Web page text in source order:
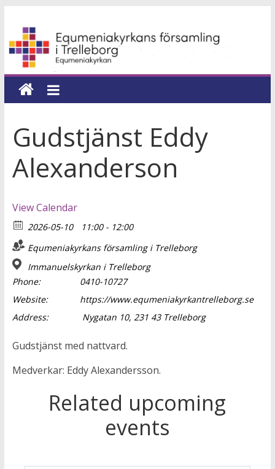
innehåll
Equmeniakyrkans
församling
i
Trelleborg
kyrka
livet
Gudstjänst Eddy
Alexanderson
View Calendar
2026-05-10
11:00 - 12:00
Equmeniakyrkans församling i Trelleborg
Immanuelskyrkan i Trelleborg
Phone:
0410-10727
Website:
https://www.equmeniakyrkantrelleborg.se
Address:
Nygatan 10, 231 43 Trelleborg
Gudstjänst med nattvard.
Medverkar: Eddy Alexandersson.
Related upcoming
events